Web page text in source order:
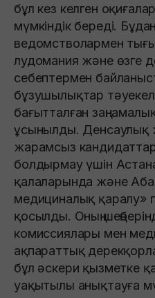
бұл кез келген
мүмкіндік береді.
ведомстволармен
лудомания және өзге
себептермен
бұзушылықтар
бағытталған
ұсынылды. Денсаулық
жарамсыз
болдырмау үшін
қалаларында және
медициналық қаралу»
қосылды. Оның
комиссиялары мен
ақпараттық
бұл әскери қызметке
уақытылы анықтауға